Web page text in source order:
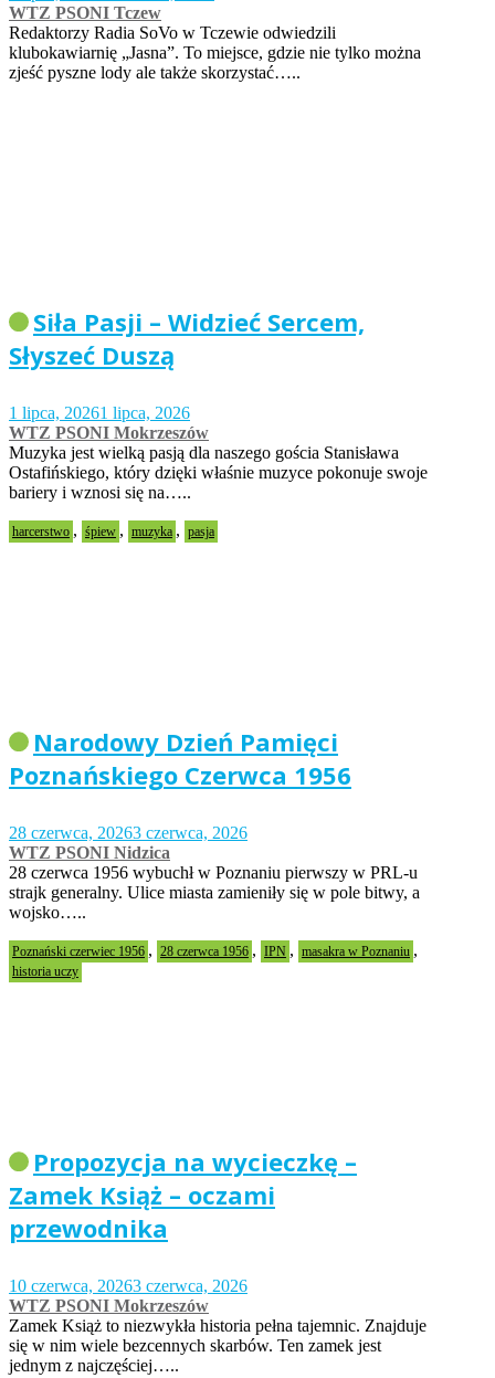
WTZ PSONI Tczew
Redaktorzy Radia SoVo w Tczewie odwiedzili
klubokawiarnię „Jasna”. To miejsce, gdzie nie tylko można
zjeść pyszne lody ale także skorzystać…..
Siła Pasji – Widzieć Sercem,
Słyszeć Duszą
1 lipca, 20261 lipca, 2026
WTZ PSONI Mokrzeszów
Muzyka jest wielką pasją dla naszego gościa Stanisława
Ostafińskiego, który dzięki właśnie muzyce pokonuje swoje
bariery i wznosi się na…..
harcerstwo , śpiew , muzyka , pasja
Narodowy Dzień Pamięci
Poznańskiego Czerwca 1956
28 czerwca, 20263 czerwca, 2026
WTZ PSONI Nidzica
28 czerwca 1956 wybuchł w Poznaniu pierwszy w PRL-u
strajk generalny. Ulice miasta zamieniły się w pole bitwy, a
wojsko…..
Poznański czerwiec 1956 , 28 czerwca 1956 , IPN , masakra w Poznaniu ,
historia uczy
Propozycja na wycieczkę –
Zamek Książ – oczami
przewodnika
10 czerwca, 20263 czerwca, 2026
WTZ PSONI Mokrzeszów
Zamek Książ to niezwykła historia pełna tajemnic. Znajduje
się w nim wiele bezcennych skarbów. Ten zamek jest
jednym z najczęściej…..